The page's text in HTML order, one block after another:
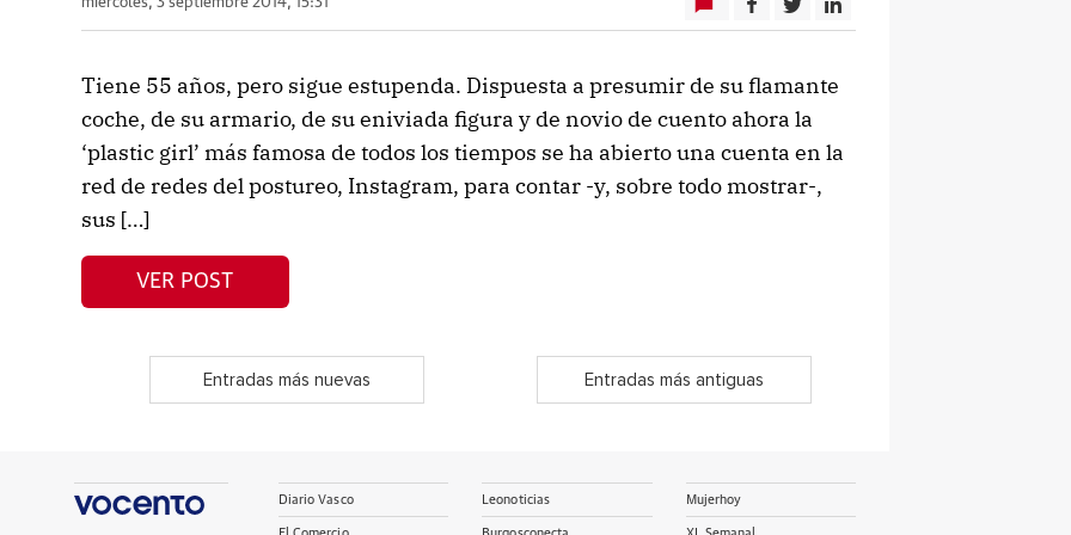
Tiene 55 años, pero sigue estupenda. Dispuesta a presumir de su flamante
coche, de su armario, de su eniviada figura y de novio de cuento ahora la
‘plastic girl’ más famosa de todos los tiempos se ha abierto una cuenta en la
red de redes del postureo, Instagram, para contar -y, sobre todo mostrar-,
sus […]
VER POST
Entradas más nuevas Entradas más antiguas
Diario Vasco Leonoticias Mujerhoy